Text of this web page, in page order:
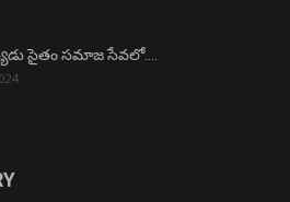
సైతం సమాజ సేవలో….